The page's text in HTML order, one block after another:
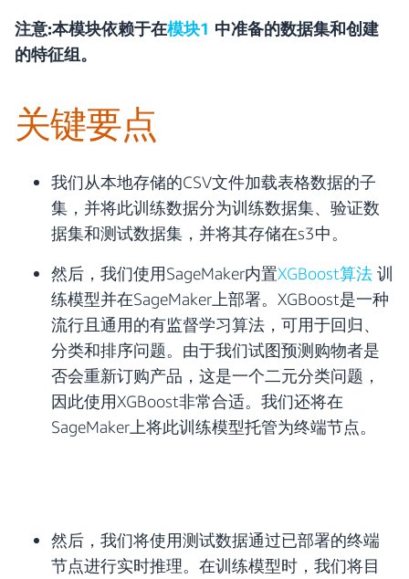
注意:本模块依赖于在模块1 中准备的数据集和创建
的特征组。
关键要点
我们从本地存储的CSV文件加载表格数据的子
集，并将此训练数据分为训练数据集、验证数
据集和测试数据集，并将其存储在s3中。
然后，我们使用SageMaker内置XGBoost算法 训
练模型并在SageMaker上部署。XGBoost是一种
流行且通用的有监督学习算法，可用于回归、
分类和排序问题。由于我们试图预测购物者是
否会重新订购产品，这是一个二元分类问题，
因此使用XGBoost非常合适。我们还将在
SageMaker上将此训练模型托管为终端节点。
然后，我们将使用测试数据通过已部署的终端
节点进行实时推理。在训练模型时，我们将目